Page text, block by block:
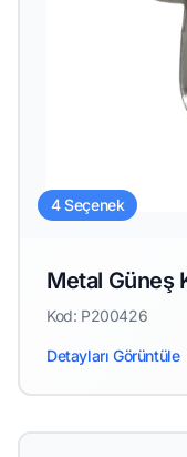
4 Seçenek
Metal Güneş
Kod: P200426
Detayları Görüntüle